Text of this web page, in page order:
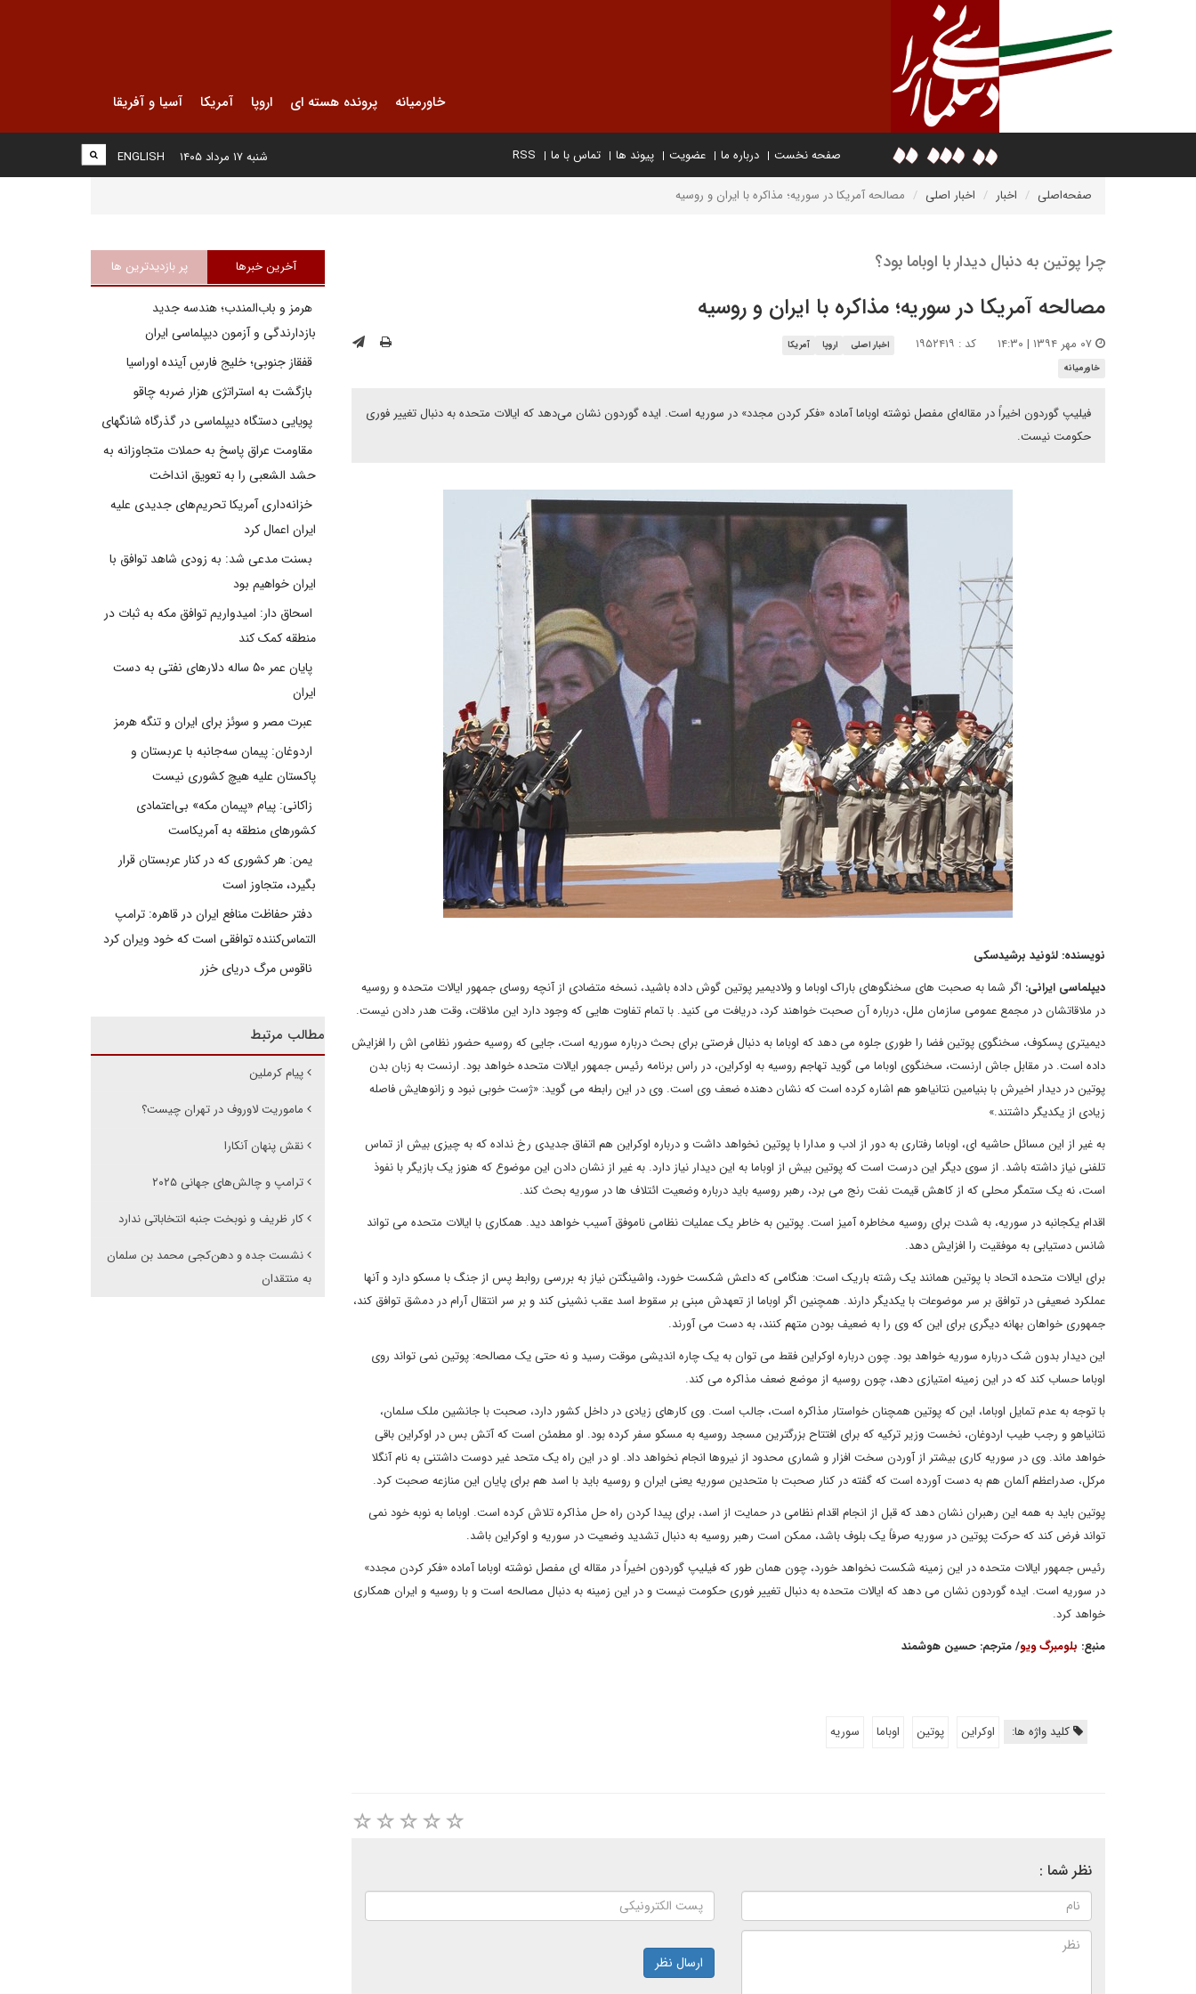
خاورمیانه پرونده هسته ای اروپا آمریکا آسیا و آفریقا
صفحه نخست درباره ما عضویت پیوند ها تماس با ما RSS
ENGLISH شنبه ۱۷ مرداد ۱۴۰۵
صفحه‌اصلی اخبار اخبار اصلی مصالحه آمریکا در سوریه؛ مذاکره با ایران و روسیه
چرا پوتین به دنبال دیدار با اوباما بود؟
مصالحه آمریکا در سوریه؛ مذاکره با ایران و روسیه
کد : ۱۹۵۲۴۱۹ اخبار اصلی اروپا
آمریکا
خاورمیانه
فیلیپ گوردون اخیراً در مقاله‌ای مفصل نوشته اوباما آماده «فکر کردن مجدد» در سوریه است. ایده گوردون نشان می‌دهد که ایالات متحده به دنبال تغییر فوری
حکومت نیست.
نویسنده: لئونید برشیدسکی
دیپلماسی ایرانی: اگر شما به صحبت های سخنگوهای باراک اوباما و ولادیمیر پوتین گوش داده باشید، نسخه متضادی از آنچه روسای جمهور ایالات متحده و روسیه
در ملاقاتشان در مجمع عمومی سازمان ملل، درباره آن صحبت خواهند کرد، دریافت می کنید. با تمام تفاوت هایی که وجود دارد این ملاقات، وقت هدر دادن نیست.
دیمیتری پسکوف، سخنگوی پوتین فضا را طوری جلوه می دهد که اوباما به دنبال فرصتی برای بحث درباره سوریه است، جایی که روسیه حضور نظامی اش را افزایش
داده است. در مقابل جاش ارنست، سخنگوی اوباما می گوید تهاجم روسیه به اوکراین، در راس برنامه رئیس جمهور ایالات متحده خواهد بود. ارنست به زبان بدن
پوتین در دیدار اخیرش با بنیامین نتانیاهو هم اشاره کرده است که نشان دهنده ضعف وی است. وی در این رابطه می گوید: «ژست خوبی نبود و زانوهایش فاصله
زیادی از یکدیگر داشتند.»
به غیر از این مسائل حاشیه ای، اوباما رفتاری به دور از ادب و مدارا با پوتین نخواهد داشت و درباره اوکراین هم اتفاق جدیدی رخ نداده که به چیزی بیش از تماس
تلفنی نیاز داشته باشد. از سوی دیگر این درست است که پوتین بیش از اوباما به این دیدار نیاز دارد. به غیر از نشان دادن این موضوع که هنوز یک بازیگر با نفوذ
است، نه یک ستمگر محلی که از کاهش قیمت نفت رنج می برد، رهبر روسیه باید درباره وضعیت ائتلاف ها در سوریه بحث کند.
اقدام یکجانبه در سوریه، به شدت برای روسیه مخاطره آمیز است. پوتین به خاطر یک عملیات نظامی ناموفق آسیب خواهد دید. همکاری با ایالات متحده می تواند
شانس دستیابی به موفقیت را افزایش دهد.
برای ایالات متحده اتحاد با پوتین همانند یک رشته باریک است: هنگامی که داعش شکست خورد، واشینگتن نیاز به بررسی روابط پس از جنگ با مسکو دارد و آنها
عملکرد ضعیفی در توافق بر سر موضوعات با یکدیگر دارند. همچنین اگر اوباما از تعهدش مبنی بر سقوط اسد عقب نشینی کند و بر سر انتقال آرام در دمشق توافق کند،
جمهوری خواهان بهانه دیگری برای این که وی را به ضعیف بودن متهم کنند، به دست می آورند.
این دیدار بدون شک درباره سوریه خواهد بود. چون درباره اوکراین فقط می توان به یک چاره اندیشی موقت رسید و نه حتی یک مصالحه: پوتین نمی تواند روی
اوباما حساب کند که در این زمینه امتیازی دهد، چون روسیه از موضع ضعف مذاکره می کند.
با توجه به عدم تمایل اوباما، این که پوتین همچنان خواستار مذاکره است، جالب است. وی کارهای زیادی در داخل کشور دارد، صحبت با جانشین ملک سلمان،
نتانیاهو و رجب طیب اردوغان، نخست وزیر ترکیه که برای افتتاح بزرگترین مسجد روسیه به مسکو سفر کرده بود. او مطمئن است که آتش بس در اوکراین باقی
خواهد ماند. وی در سوریه کاری بیشتر از آوردن سخت افزار و شماری محدود از نیروها انجام نخواهد داد. او در این راه یک متحد غیر دوست داشتنی به نام آنگلا
مرکل، صدراعظم آلمان هم به دست آورده است که گفته در کنار صحبت با متحدین سوریه یعنی ایران و روسیه باید با اسد هم برای پایان این منازعه صحبت کرد.
پوتین باید به همه این رهبران نشان دهد که قبل از انجام اقدام نظامی در حمایت از اسد، برای پیدا کردن راه حل مذاکره تلاش کرده است. اوباما به نوبه خود نمی
تواند فرض کند که حرکت پوتین در سوریه صرفاً یک بلوف باشد، ممکن است رهبر روسیه به دنبال تشدید وضعیت در سوریه و اوکراین باشد.
رئیس جمهور ایالات متحده در این زمینه شکست نخواهد خورد، چون همان طور که فیلیپ گوردون اخیراً در مقاله ای مفصل نوشته اوباما آماده «فکر کردن مجدد»
در سوریه است. ایده گوردون نشان می دهد که ایالات متحده به دنبال تغییر فوری حکومت نیست و در این زمینه به دنبال مصالحه است و با روسیه و ایران همکاری
خواهد کرد.
منبع: بلومبرگ ویو/ مترجم: حسین هوشمند
کلید واژه ها: اوکراین پوتين اوباما سوریه
نظر شما :
ارسال نظر
آخرین خبرها پر بازدیدترین ها
هرمز و باب‌المندب؛ هندسه جدید
بازدارندگی و آزمون دیپلماسی ایران
قفقاز جنوبی؛ خلیج فارسِ آینده اوراسیا
بازگشت به استراتژی هزار ضربه چاقو
پویایی دستگاه دیپلماسی در گذرگاه شانگهای
مقاومت عراق پاسخ به حملات متجاوزانه به
حشد الشعبی را به تعویق انداخت
خزانه‌داری آمریکا تحریم‌های جدیدی علیه
ایران اعمال کرد
بسنت مدعی شد: به زودی شاهد توافق با
ایران خواهیم بود
اسحاق دار: امیدواریم توافق مکه به ثبات در
منطقه کمک کند
پایان عمر ۵۰ ساله دلارهای نفتی به دست
ایران
عبرت مصر و سوئز برای ایران و تنگه هرمز
اردوغان: پیمان سه‌جانبه با عربستان و
پاکستان علیه هیچ کشوری نیست
زاکانی: پیام «پیمان مکه» بی‌اعتمادی
کشورهای منطقه به آمریکاست
یمن: هر کشوری که در کنار عربستان قرار
بگیرد، متجاوز است
دفتر حفاظت منافع ایران در قاهره: ترامپ
التماس‌کننده توافقی است که خود ویران کرد
ناقوس مرگ دریای خزر
مطالب مرتبط
پیام کرملین
ماموریت لاوروف در تهران چیست؟
نقش پنهان آنکارا
ترامپ و چالش‌های جهانی ۲۰۲۵
کار ظریف و نوبخت جنبه انتخاباتی ندارد
نشست جده و دهن‌کجی محمد بن سلمان
به منتقدان